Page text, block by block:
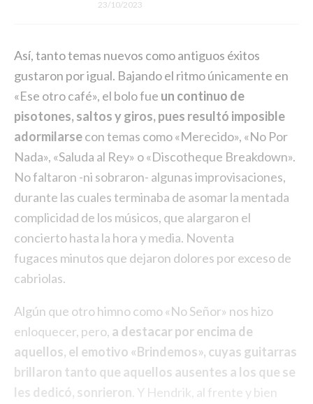
23/10/2023
Así, tanto temas nuevos como antiguos éxitos
gustaron por igual. Bajando el ritmo únicamente en
«Ese otro café», el bolo fue un continuo de
pisotones, saltos y giros, pues resultó imposible
adormilarsecon temas como «Merecido», «No Por
Nada», «Saluda al Rey» o «Discotheque Breakdown».
No faltaron -ni sobraron- algunas improvisaciones,
durante las cuales terminaba de asomar la mentada
complicidad de los músicos, que alargaron el
concierto hasta la hora y media. Noventa
fugaces minutos que dejaron dolores por exceso de
cabriolas.
Algún que otro himno como «No Señor» nos hizo
enloquecer, pero, a destacar por encima de
aquellos, el emotivo «Brindemos», cuyas guitarras
brillaron tanto que aquellos ausentes a los que se
les dedicó, sonrieron. Y Hendrik, al frente y bien